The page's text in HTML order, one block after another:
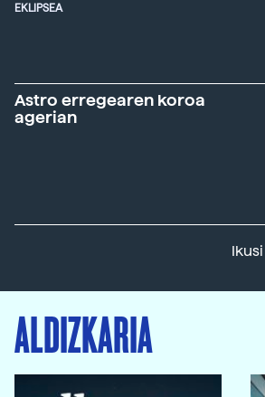
EKLIPSEA
Astro erregearen koroa
agerian
ALDIZKARIA